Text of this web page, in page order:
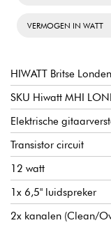
VERMOGEN IN WATT
HIWATT Britse
SKU Hiwatt MHI
Elektrische
Transistor circuit
12 watt
1x 6,5" luidspreker
2x kanalen (Clean/